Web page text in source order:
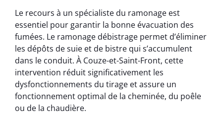
Le recours à un spécialiste du ramonage est
essentiel pour garantir la bonne évacuation des
fumées. Le ramonage débistrage permet d’éliminer
les dépôts de suie et de bistre qui s’accumulent
dans le conduit. À Couze-et-Saint-Front, cette
intervention réduit significativement les
dysfonctionnements du tirage et assure un
fonctionnement optimal de la cheminée, du poêle
ou de la chaudière.